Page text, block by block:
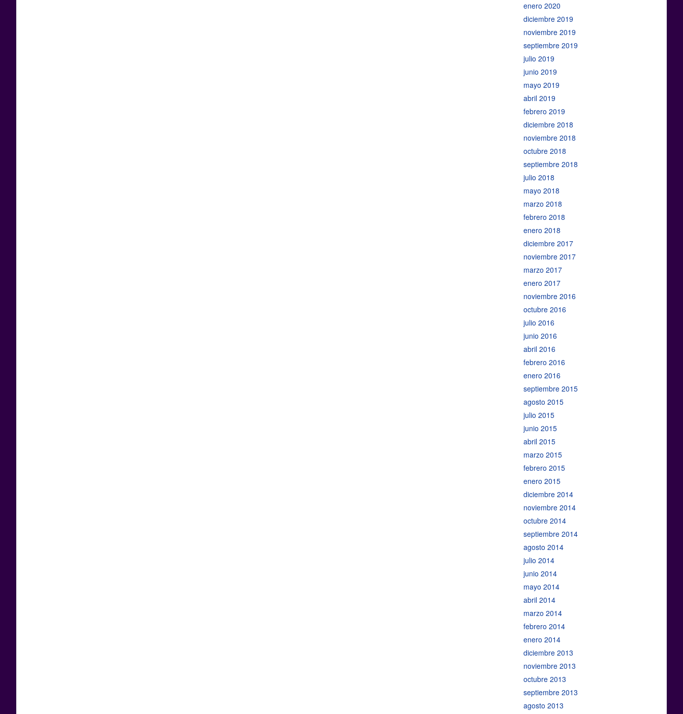
enero 2020
diciembre 2019
noviembre 2019
septiembre 2019
julio 2019
junio 2019
mayo 2019
abril 2019
febrero 2019
diciembre 2018
noviembre 2018
octubre 2018
septiembre 2018
julio 2018
mayo 2018
marzo 2018
febrero 2018
enero 2018
diciembre 2017
noviembre 2017
marzo 2017
enero 2017
noviembre 2016
octubre 2016
julio 2016
junio 2016
abril 2016
febrero 2016
enero 2016
septiembre 2015
agosto 2015
julio 2015
junio 2015
abril 2015
marzo 2015
febrero 2015
enero 2015
diciembre 2014
noviembre 2014
octubre 2014
septiembre 2014
agosto 2014
julio 2014
junio 2014
mayo 2014
abril 2014
marzo 2014
febrero 2014
enero 2014
diciembre 2013
noviembre 2013
octubre 2013
septiembre 2013
agosto 2013